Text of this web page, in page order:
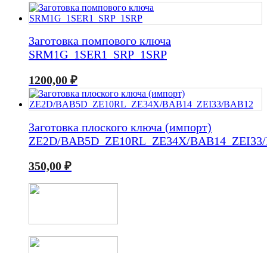
Заготовка помпового ключа
SRM1G_1SER1_SRP_1SRP
1200,00 ₽
Заготовка плоского ключа (импорт)
ZE2D/BAB5D_ZE10RL_ZE34X/
350,00 ₽